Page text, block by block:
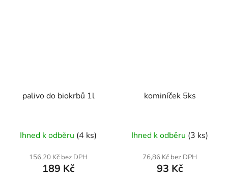
palivo do biokrbů 1l
Ihned k odběru (4 ks)
156,20 Kč bez DPH
189 Kč
kominíček 5ks
Ihned k odběru (3 ks)
76,86 Kč bez DPH
93 Kč